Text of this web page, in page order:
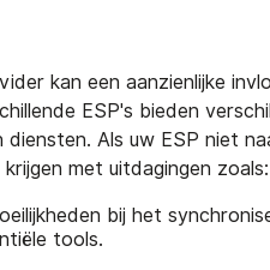
kan een aanzienlijke
ESP's bieden
Als uw ESP niet
met uitdagingen zoals:
bij het
tools.